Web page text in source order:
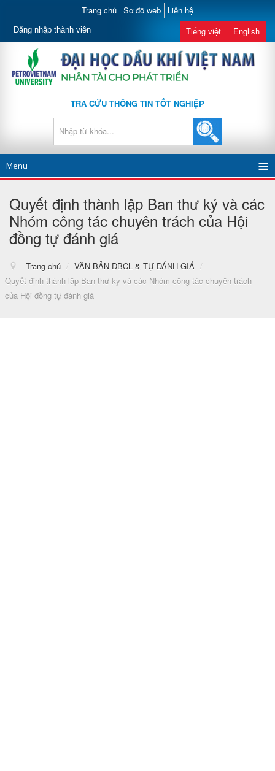
Trang chủ Sơ đồ web Liên hệ
Đăng nhập thành viên Tiếng việt English
TRA CỨU THÔNG TIN TỐT NGHIỆP
Menu
Quyết định thành lập Ban thư ký và các
Nhóm công tác chuyên trách của Hội
đồng tự đánh giá
Trang chủ / VĂN BẢN ĐBCL & TỰ ĐÁNH GIÁ
/
Quyết định thành lập Ban thư ký và các Nhóm công tác chuyên trách
của Hội đồng tự đánh giá